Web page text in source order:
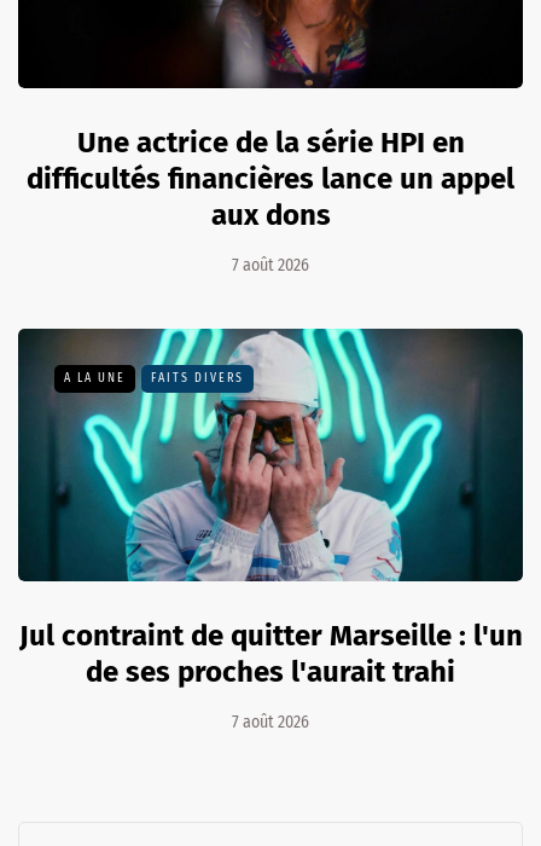
Une actrice de la série HPI en
difficultés financières lance un appel
aux dons
7 août 2026
A LA UNE FAITS DIVERS
Jul contraint de quitter Marseille : l'un
de ses proches l'aurait trahi
7 août 2026